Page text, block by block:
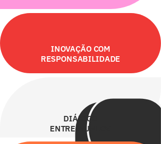
INOVAÇÃO COM
RESPONSABILIDADE
DIÁLOGO
ENTRE MUNDOS